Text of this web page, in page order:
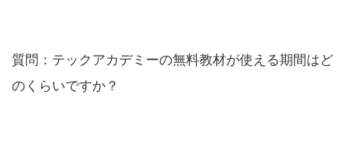
質問：テックアカデミーの無料教材が使える期間はど
のくらいですか？